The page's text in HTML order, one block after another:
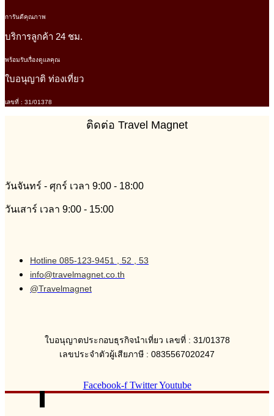
การันตีคุณภาพ
บริการลูกค้า 24 ชม.
พร้อมรับเรื่องดูแลคุณ
ใบอนุญาติ ท่องเที่ยว
เลขที่ : 31/01378
ติดต่อ Travel Magnet
วันจันทร์ - ศุกร์ เวลา 9:00 - 18:00
วันเสาร์ เวลา 9:00 - 15:00
Hotline 085-123-9451 , 52 , 53
info@travelmagnet.co.th
@Travelmagnet
ใบอนุญาตประกอบธุรกิจนำเที่ยว เลขที่ : 31/01378
เลขประจำตัวผู้เสียภาษี : 0835567020247
Facebook-f Twitter Youtube